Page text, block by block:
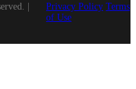
|
Privacy Policy Terms
of Use